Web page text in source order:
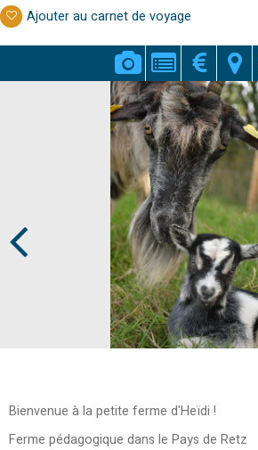
Ajouter au carnet de voyage
Bienvenue à la petite ferme d'Heïdi !
Ferme pédagogique dans le Pays de Retz